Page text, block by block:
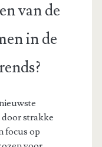
van de
in de
strakke
focus op